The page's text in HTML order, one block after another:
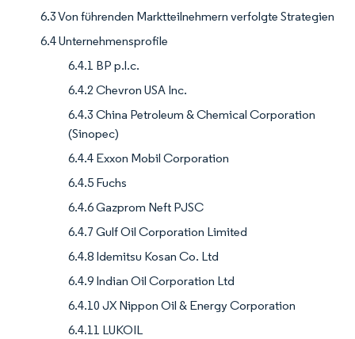
6.3 Von führenden Marktteilnehmern verfolgte Strategien
6.4 Unternehmensprofile
6.4.1 BP p.l.c.
6.4.2 Chevron USA Inc.
6.4.3 China Petroleum & Chemical Corporation
(Sinopec)
6.4.4 Exxon Mobil Corporation
6.4.5 Fuchs
6.4.6 Gazprom Neft PJSC
6.4.7 Gulf Oil Corporation Limited
6.4.8 Idemitsu Kosan Co. Ltd
6.4.9 Indian Oil Corporation Ltd
6.4.10 JX Nippon Oil & Energy Corporation
6.4.11 LUKOIL